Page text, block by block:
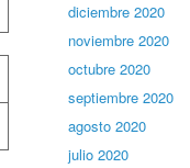
diciembre 2020
noviembre 2020
octubre 2020
septiembre 2020
agosto 2020
julio 2020